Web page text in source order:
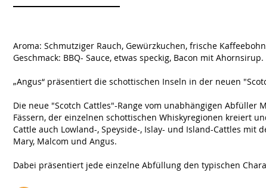
Aroma: Schmutziger Rauch, Gewürzkuchen, frische
Geschmack: BBQ- Sauce, etwas speckig, Bacon mit Ahornsirup.
„Angus“ präsentiert die schottischen Inseln in der neuen
Die neue "Scotch Cattles"-Range vom unabhängigen Abfüller
Fässern, der einzelnen schottischen Whiskyregionen kreiert
Cattle auch Lowland-, Speyside-, Islay- und Island-Cattles mit
Mary, Malcom und Angus.
Dabei präsentiert jede einzelne Abfüllung den typischen